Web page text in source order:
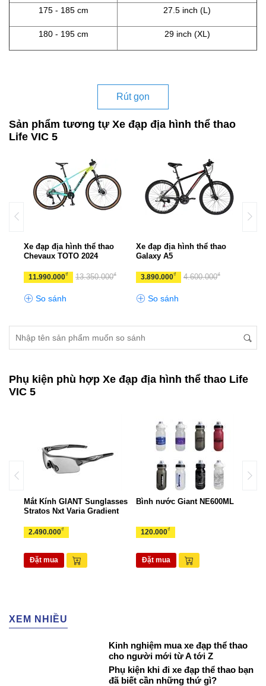
175 - 185 cm 27.5 inch (L)
180 - 195 cm 29 inch (XL)
Rút gọn
Sản phẩm tương tự Xe đạp địa hình thể thao
Life VIC 5
Xe đạp địa hình thể thao
Chevaux TOTO 2024
11.990.000₫ 13.350.000₫
So sánh
Xe đạp địa hình thể thao
Galaxy A5
3.890.000₫ 4.600.000₫
So sánh
Phụ kiện phù hợp Xe đạp địa hình thể thao Life
VIC 5
Mắt Kính GIANT Sunglasses
Stratos Nxt Varia Gradient
2.490.000₫
Đặt mua
Bình nước Giant NE600ML
120.000₫
Đặt mua
XEM NHIỀU
Kinh nghiệm mua xe đạp thể thao
cho người mới từ A tới Z
Phụ kiện khi đi xe đạp thể thao bạn
đã biết cần những thứ gì?